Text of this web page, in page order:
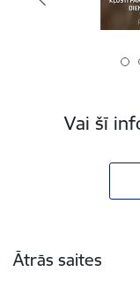
Vai šī
Ātrās saites